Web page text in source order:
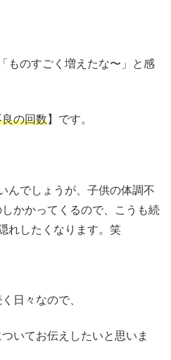
ものすごく増えたな〜」と感
の回数】です。
んでしょうが、子供の体調不
かかってくるので、こうも続
れしたくなります。笑
日々なので、
ついてお伝えしたいと思いま